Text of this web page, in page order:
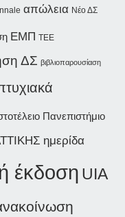
απώλεια Νέο ΔΣ
ΕΜΠ ΤΕΕ
ΔΣ βιβλιοπαρουσίαση
Πανεπιστήμιο
ημερίδα
έκδοση UIA